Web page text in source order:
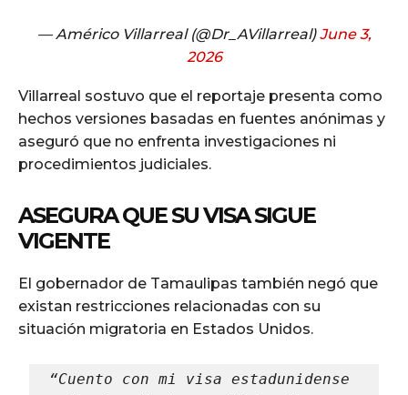
— Américo Villarreal (@Dr_AVillarreal)June 3,
2026
Villarreal sostuvo que el reportaje presenta como
hechos versiones basadas en fuentes anónimas y
aseguró que no enfrenta investigaciones ni
procedimientos judiciales.
ASEGURA QUE SU VISA SIGUE
VIGENTE
El gobernador de Tamaulipas también negó que
existan restricciones relacionadas con su
situación migratoria en Estados Unidos.
“Cuento con mi visa estadunidense